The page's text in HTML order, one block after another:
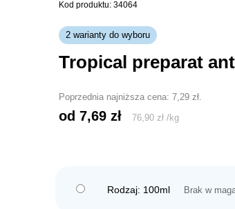
Kod produktu: 34064
2 warianty do wyboru
tropical preparat
Poprzednia najniższa cena: 7,29 zł.
od 7,69 zł 76,90 zł /kg
Rodzaj: 100ml Brak w